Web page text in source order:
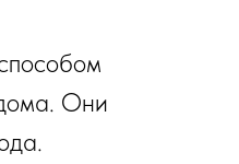
Они